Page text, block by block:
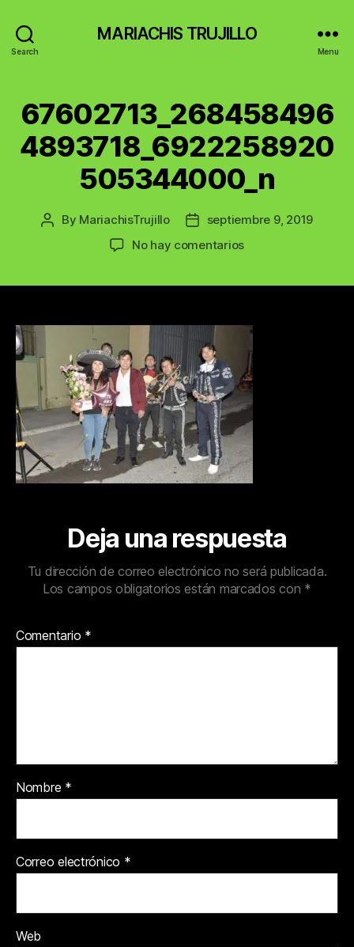
Search
MARIACHIS TRUJILLO
Menu
67602713_268458496
4893718_6922258920
505344000_n
Post
By MariachisTrujillo
Post
date
septiembre 9, 2019
No hay comentariosen
Deja una respuesta
Tu dirección de correo electrónico no será publicada.
Los campos obligatorios están marcados con *
Comentario *
Nombre *
Correo electrónico *
Web